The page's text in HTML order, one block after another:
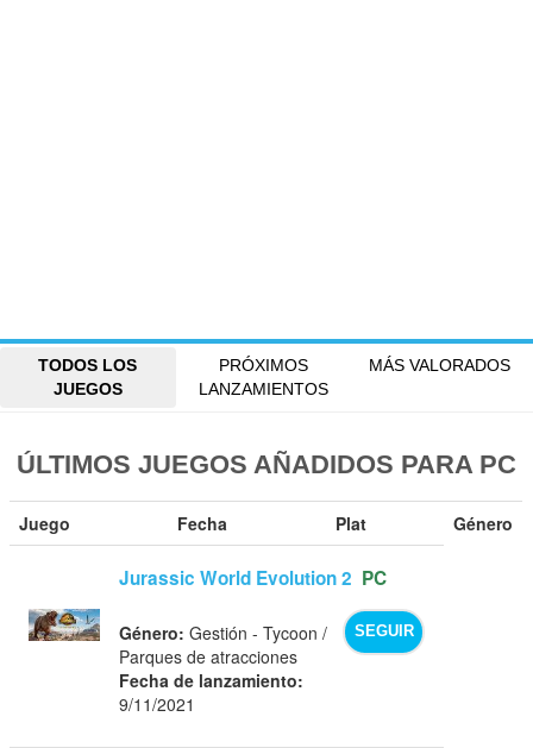
TODOS LOS
JUEGOS
PRÓXIMOS
LANZAMIENTOS
MÁS VALORADOS
ÚLTIMOS JUEGOS AÑADIDOS PARA PC
Juego Fecha Plat Género
Jurassic World Evolution 2 PC
SEGUIR
Género: Gestión - Tycoon /
Parques de atracciones
Fecha de lanzamiento:
9/11/2021